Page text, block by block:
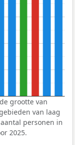
grootte van
van laag
personen in
2025.